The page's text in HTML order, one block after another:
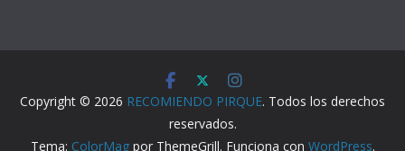
Copyright © 2026 RECOMIENDO PIRQUE. Todos los derechos
reservados.
Tema: ColorMagpor ThemeGrill. Funciona con WordPress.